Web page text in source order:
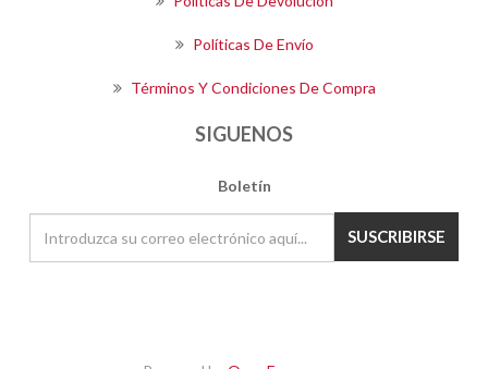
Políticas De Envío
Términos Y Condiciones De Compra
SIGUENOS
Boletín
SUSCRIBIRSE